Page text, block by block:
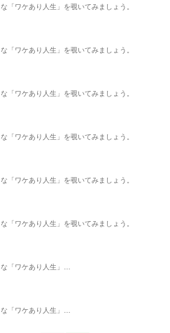
「ワケあり人生」を覗いてみましょう。
「ワケあり人生」を覗いてみましょう。
「ワケあり人生」を覗いてみましょう。
「ワケあり人生」を覗いてみましょう。
「ワケあり人生」を覗いてみましょう。
「ワケあり人生」を覗いてみましょう。
「ワケあり人生」…
「ワケあり人生」…